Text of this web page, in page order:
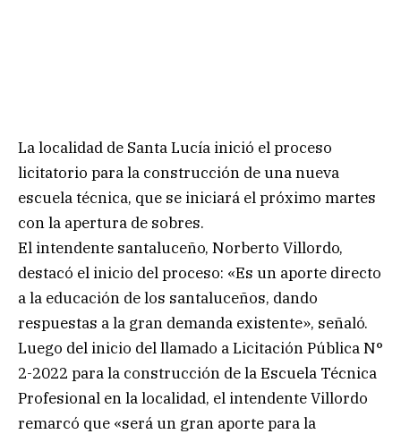
La localidad de Santa Lucía inició el proceso
licitatorio para la construcción de una nueva
escuela técnica, que se iniciará el próximo martes
con la apertura de sobres.
El intendente santaluceño, Norberto Villordo,
destacó el inicio del proceso: «Es un aporte directo
a la educación de los santaluceños, dando
respuestas a la gran demanda existente», señaló.
Luego del inicio del llamado a Licitación Pública N°
2-2022 para la construcción de la Escuela Técnica
Profesional en la localidad, el intendente Villordo
remarcó que «será un gran aporte para la